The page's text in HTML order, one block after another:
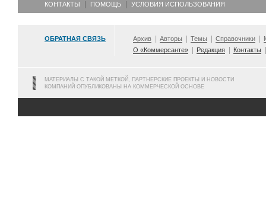
КОНТАКТЫ ПОМОЩЬ УСЛОВИЯ ИСПОЛЬЗОВАНИЯ
ОБРАТНАЯ СВЯЗЬ Архив Авторы Темы Справочники
О «Коммерсанте»
Редакция Контакты
МАТЕРИАЛЫ С ТАКОЙ МЕТКОЙ, ПАРТНЕРСКИЕ ПРОЕКТЫ И НОВОСТИ
КОМПАНИЙ ОПУБЛИКОВАНЫ НА КОММЕРЧЕСКОЙ ОСНОВЕ